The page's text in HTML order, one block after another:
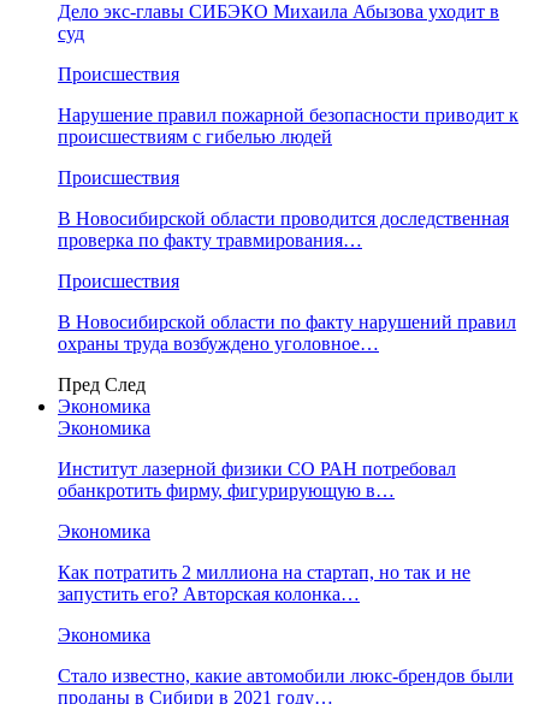
Дело экс-главы СИБЭКО Михаила Абызова уходит в
суд
Происшествия
Нарушение правил пожарной безопасности приводит к
происшествиям с гибелью людей
Происшествия
В Новосибирской области проводится доследственная
проверка по факту травмирования…
Происшествия
В Новосибирской области по факту нарушений правил
охраны труда возбуждено уголовное…
Пред След
Экономика
Экономика
Институт лазерной физики СО РАН потребовал
обанкротить фирму, фигурирующую в…
Экономика
Как потратить 2 миллиона на стартап, но так и не
запустить его? Авторская колонка…
Экономика
Стало известно, какие автомобили люкс-брендов были
проданы в Сибири в 2021 году…